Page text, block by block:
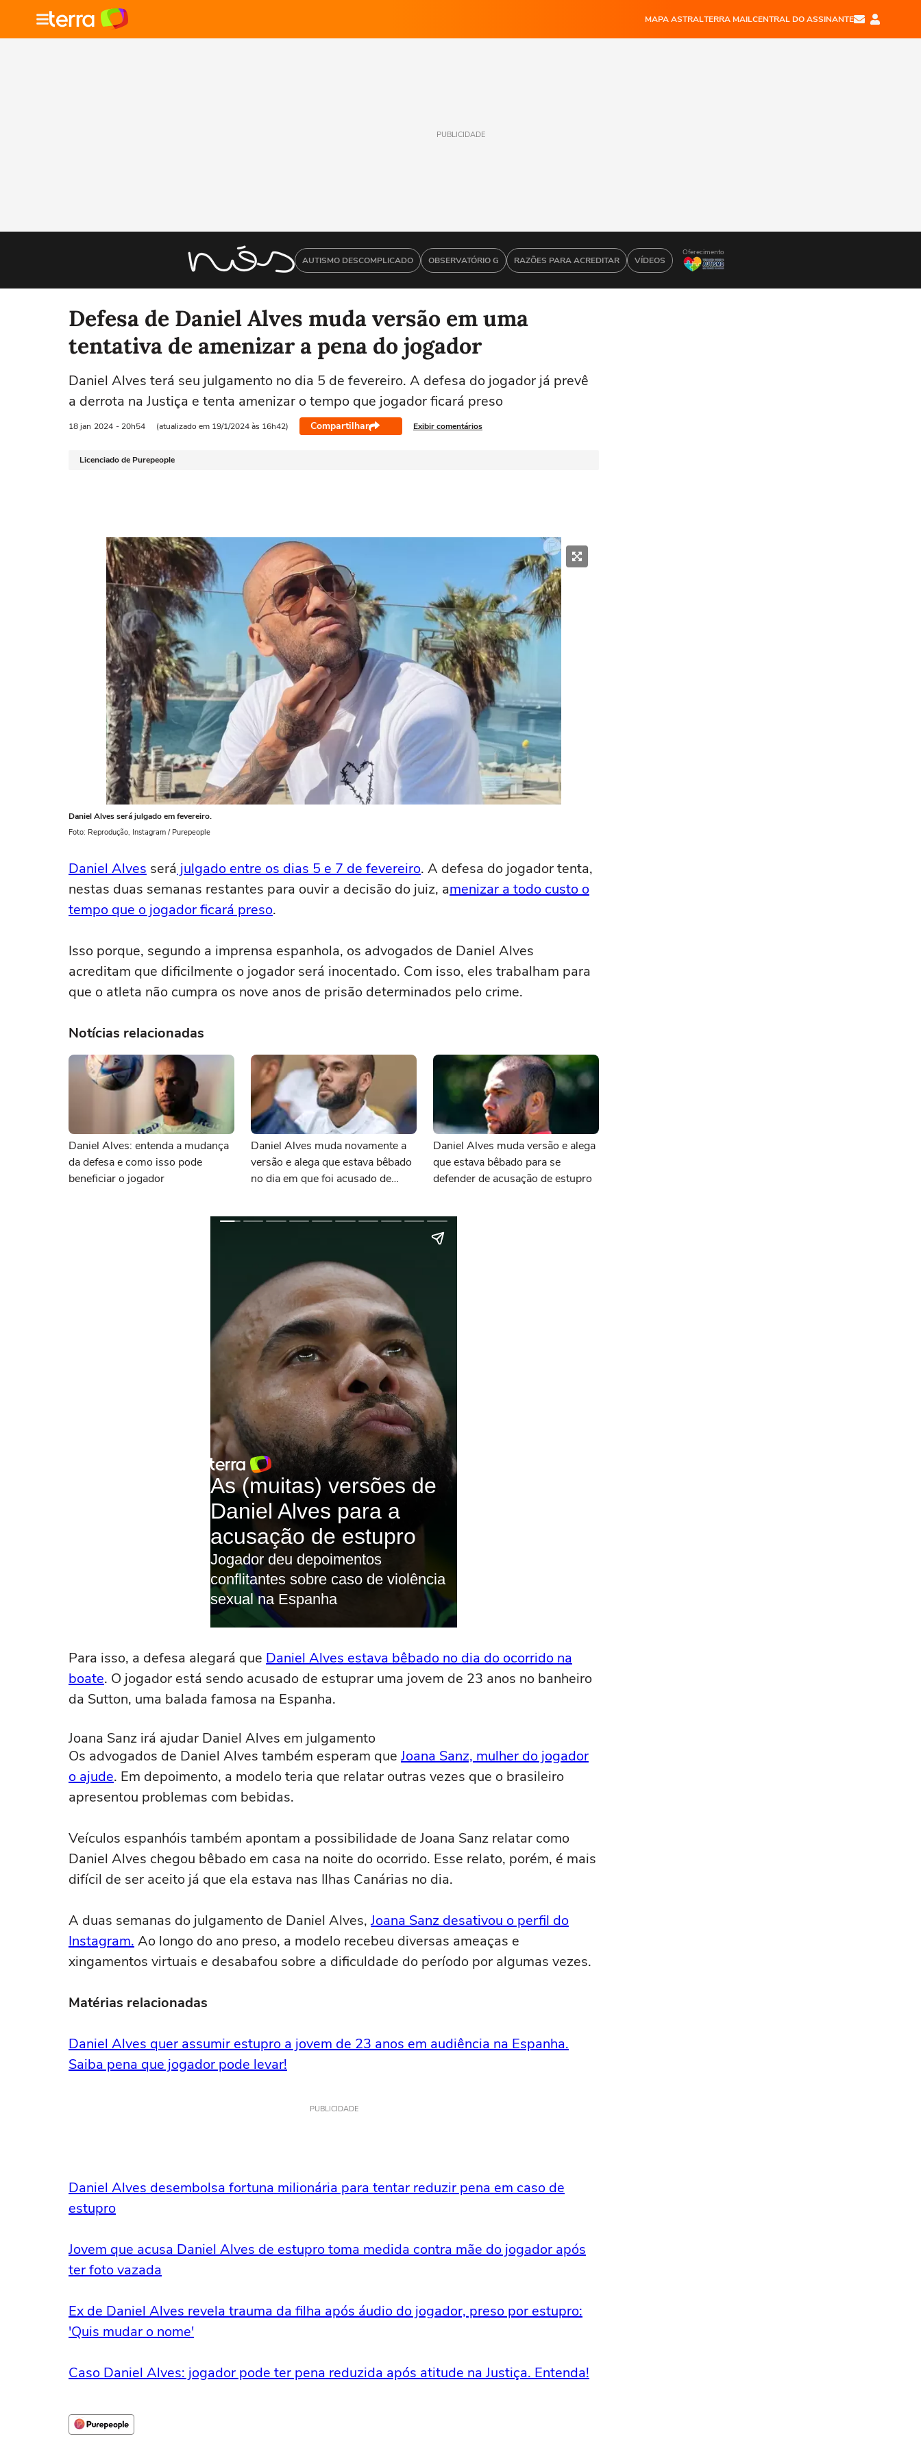
MAPA ASTRALTERRA MAILCENTRAL DO ASSINANTE
PUBLICIDADE
AUTISMO DESCOMPLICADO OBSERVATÓRIO G RAZÕES PARA ACREDITAR VÍDEOS
Oferecimento
Defesa de Daniel Alves muda versão em uma
tentativa de amenizar a pena do jogador
Daniel Alves terá seu julgamento no dia 5 de fevereiro. A defesa do jogador já prevê
a derrota na Justiça e tenta amenizar o tempo que jogador ficará preso
18 jan 2024 - 20h54 (atualizado em 19/1/2024 às 16h42) Compartilhar Exibir comentários
Licenciado de Purepeople
Daniel Alves será julgado em fevereiro.
Foto: Reprodução, Instagram / Purepeople
Daniel Alves será julgado entre os dias 5 e 7 de fevereiro. A defesa do jogador tenta,
nestas duas semanas restantes para ouvir a decisão do juiz, amenizar a todo custo o
tempo que o jogador ficará preso.
Isso porque, segundo a imprensa espanhola, os advogados de Daniel Alves
acreditam que dificilmente o jogador será inocentado. Com isso, eles trabalham para
que o atleta não cumpra os nove anos de prisão determinados pelo crime.
Notícias relacionadas
Daniel Alves: entenda a mudança
da defesa e como isso pode
beneficiar o jogador
Daniel Alves muda novamente a
versão e alega que estava bêbado
no dia em que foi acusado de
Daniel Alves muda versão e alega
que estava bêbado para se
defender de acusação de estupro
Para isso, a defesa alegará que Daniel Alves estava bêbado no dia do ocorrido na
boate. O jogador está sendo acusado de estuprar uma jovem de 23 anos no banheiro
da Sutton, uma balada famosa na Espanha.
Joana Sanz irá ajudar Daniel Alves em julgamento
Os advogados de Daniel Alves também esperam que Joana Sanz, mulher do jogador
o ajude. Em depoimento, a modelo teria que relatar outras vezes que o brasileiro
apresentou problemas com bebidas.
Veículos espanhóis também apontam a possibilidade de Joana Sanz relatar como
Daniel Alves chegou bêbado em casa na noite do ocorrido. Esse relato, porém, é mais
difícil de ser aceito já que ela estava nas Ilhas Canárias no dia.
A duas semanas do julgamento de Daniel Alves, Joana Sanz desativou o perfil do
Instagram. Ao longo do ano preso, a modelo recebeu diversas ameaças e
xingamentos virtuais e desabafou sobre a dificuldade do período por algumas vezes.
Matérias relacionadas
Daniel Alves quer assumir estupro a jovem de 23 anos em audiência na Espanha.
Saiba pena que jogador pode levar!
PUBLICIDADE
Daniel Alves desembolsa fortuna milionária para tentar reduzir pena em caso de
estupro
Jovem que acusa Daniel Alves de estupro toma medida contra mãe do jogador após
ter foto vazada
Ex de Daniel Alves revela trauma da filha após áudio do jogador, preso por estupro:
'Quis mudar o nome'
Caso Daniel Alves: jogador pode ter pena reduzida após atitude na Justiça. Entenda!